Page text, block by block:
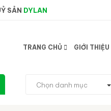
SẢN DYLAN
TRANG CHỦ GIỚI THIỆU
Chọn danh mục